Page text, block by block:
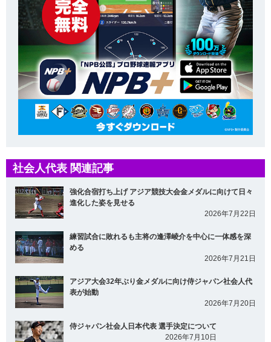
社会人代表 関連記事
強化合宿打ち上げ アジア競技大会金メダルに向けて日々
進化した姿を見せる
2026年7月22日
練習試合に敗れるも主将の逢澤崚介を中心に一体感を深
める
2026年7月21日
アジア大会32年ぶり金メダルに向け侍ジャパン社会人代
表が始動
2026年7月20日
侍ジャパン社会人日本代表 選手決定について
2026年7月10日